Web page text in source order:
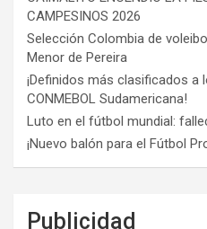
CAMPESINOS 2026
Selección Colombia de
Menor de Pereira
¡Definidos más clasificados
CONMEBOL Sudamericana!
Luto en el fútbol mundial:
¡Nuevo balón para el Fútbol
Publicidad